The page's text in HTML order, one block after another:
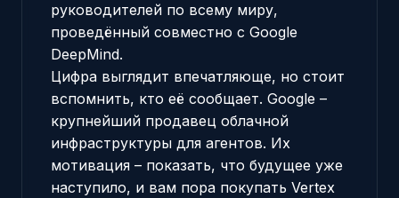
руководителей по всему миру,
проведённый совместно с Google
DeepMind.
Цифра выглядит впечатляюще, но стоит
вспомнить, кто её сообщает. Google –
крупнейший продавец облачной
инфраструктуры для агентов. Их
мотивация – показать, что будущее уже
наступило, и вам пора покупать Vertex